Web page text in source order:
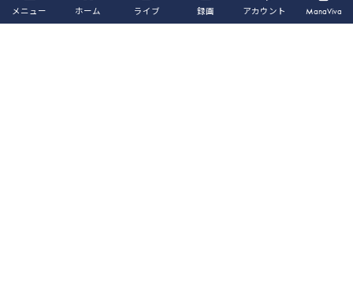
メニュー ホーム ライブ 録画 アカウント ManaViva